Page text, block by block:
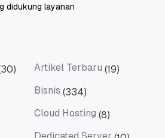
didukung layanan
Artikel Terbaru (19)
Bisnis (334)
Cloud Hosting (8)